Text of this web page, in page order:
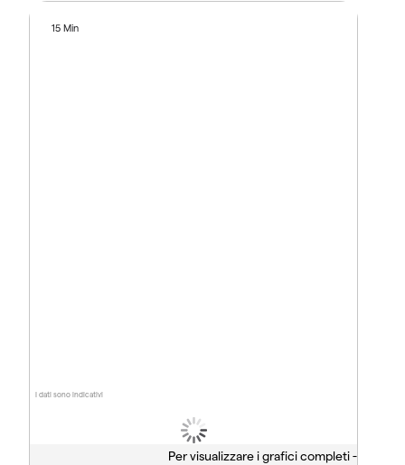
I dati sono indicativi
15 Min
Per visualizzare i grafici completi -